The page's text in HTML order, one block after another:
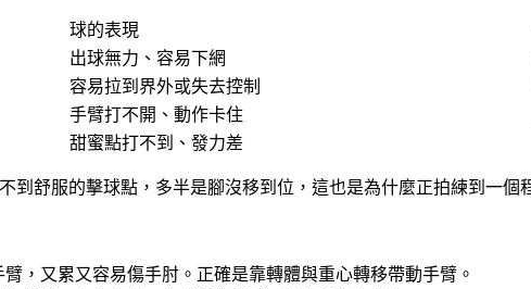
球的表現
出球無力、容易下網
容易拉到界外或失去控制
手臂打不開、動作卡住
甜蜜點打不到、發力差
到舒服的擊球點，多半是腳沒移到位，這也是為什麼正拍練到一個
臂，又累又容易傷手肘。正確是靠轉體與重心轉移帶動手臂。